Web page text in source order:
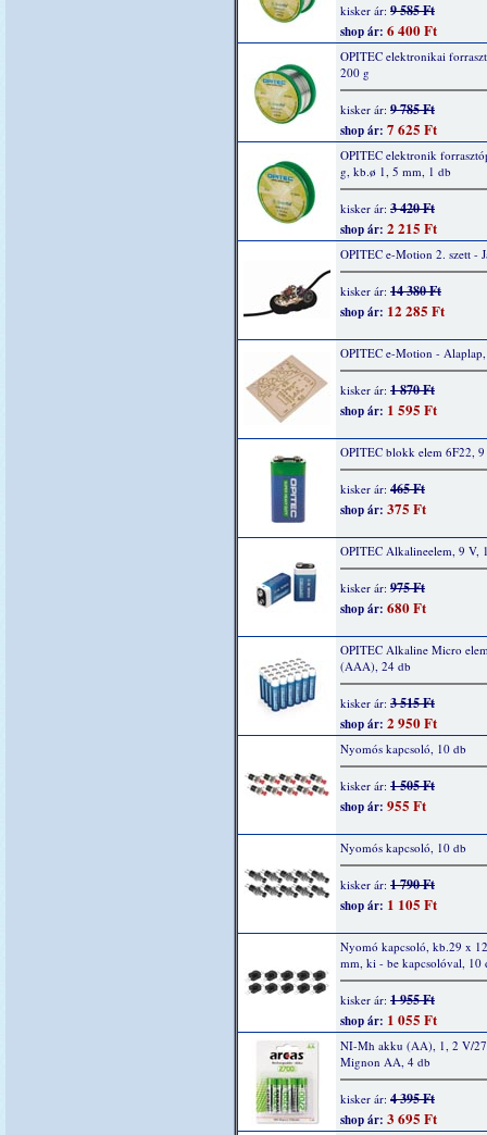
kisker ár: 9 585 Ft
shop ár: 6 400 Ft
OPITEC elektronikai
200 g
kisker ár: 9 785 Ft
shop ár: 7 625 Ft
OPITEC elektronik
g, kb.ø 1, 5 mm, 1 db
kisker ár: 3 420 Ft
shop ár: 2 215 Ft
OPITEC e-Motion 2. szett -
kisker ár: 14 380 Ft
shop ár: 12 285 Ft
OPITEC e-Motion -
kisker ár: 1 870 Ft
shop ár: 1 595 Ft
OPITEC blokk elem 6F22,
kisker ár: 465 Ft
shop ár: 375 Ft
OPITEC Alkalineelem, 9 V,
kisker ár: 975 Ft
shop ár: 680 Ft
OPITEC Alkaline Micro
(AAA), 24 db
kisker ár: 3 515 Ft
shop ár: 2 950 Ft
Nyomós kapcsoló, 10 db
kisker ár: 1 505 Ft
shop ár: 955 Ft
Nyomós kapcsoló, 10 db
kisker ár: 1 790 Ft
shop ár: 1 105 Ft
Nyomó kapcsoló, kb.29 x
mm, ki - be kapcsolóval, 10
kisker ár: 1 955 Ft
shop ár: 1 055 Ft
NI-Mh akku (AA), 1, 2 V/
Mignon AA, 4 db
kisker ár: 4 395 Ft
shop ár: 3 695 Ft